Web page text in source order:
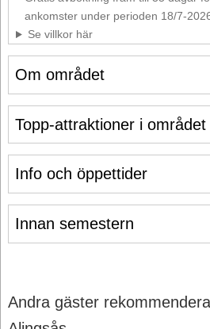
Om området
Info och öppettider
Innan semestern
ankomster under perioden 18/7-
Se villkor här
Topp-attraktioner i området
Andra gäster